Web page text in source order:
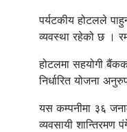
पर्यटकीय होटलले
व्यवस्था रहेको छ ।
होटलमा सहयोगी
निर्धारित योजना
यस कम्पनीमा ३६
व्यवसायी